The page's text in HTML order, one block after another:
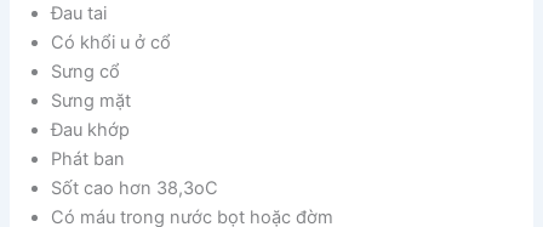
Đau tai
Có khổi u ở cổ
Sưng cổ
Sưng mặt
Đau khớp
Phát ban
Sốt cao hơn 38,3oC
Có máu trong nước bọt hoặc đờm